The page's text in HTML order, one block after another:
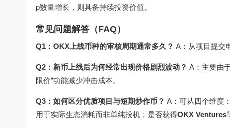
p数量增长，则具备持续投资价值。
常见问题解答（FAQ）
Q1：OKX上线币种的审核周期通常多久？ A：从项目提交
Q2：新币上线后为何经常出现价格剧烈波动？ A：主要由
限价”功能减少冲击成本。
Q3：如何区分优质项目与短期炒作币？ A：可从四个维度
用于实际生态消耗而非单纯投机；是否获得OKX Ventures